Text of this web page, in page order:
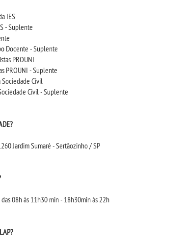
IES
- Suplente
Docente - Suplente
PROUNI
PROUNI - Suplente
Civil
Civil - Suplente
Jardim Sumaré - Sertãozinho / SP
08h às 11h30 min - 18h30min às 22h